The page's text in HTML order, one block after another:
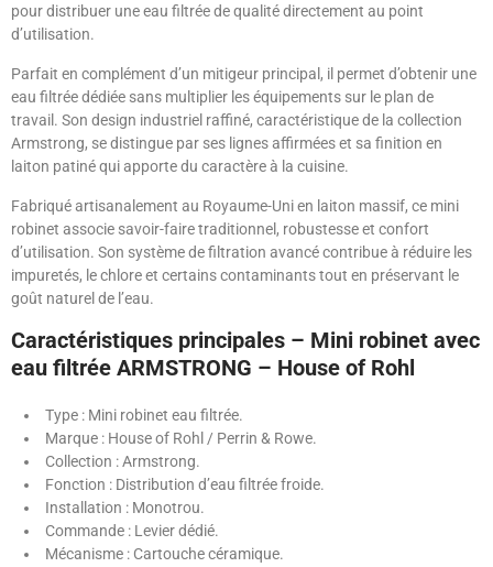
pour distribuer une eau filtrée de qualité directement au point
d’utilisation.
Parfait en complément d’un mitigeur principal, il permet d’obtenir une
eau filtrée dédiée sans multiplier les équipements sur le plan de
travail. Son design industriel raffiné, caractéristique de la collection
Armstrong, se distingue par ses lignes affirmées et sa finition en
laiton patiné qui apporte du caractère à la cuisine.
Fabriqué artisanalement au Royaume-Uni en laiton massif, ce mini
robinet associe savoir-faire traditionnel, robustesse et confort
d’utilisation. Son système de filtration avancé contribue à réduire les
impuretés, le chlore et certains contaminants tout en préservant le
goût naturel de l’eau.
Caractéristiques principales – Mini robinet avec
eau filtrée ARMSTRONG – House of Rohl
Type : Mini robinet eau filtrée.
Marque : House of Rohl / Perrin & Rowe.
Collection : Armstrong.
Fonction : Distribution d’eau filtrée froide.
Installation : Monotrou.
Commande : Levier dédié.
Mécanisme : Cartouche céramique.